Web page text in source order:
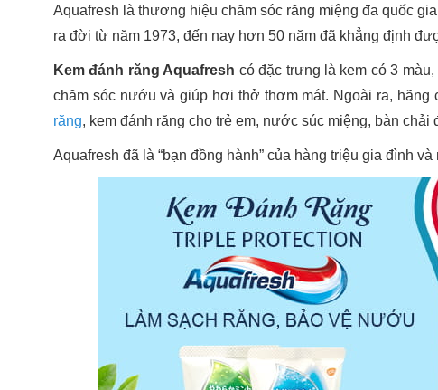
Aquafresh là thương hiệu chăm sóc răng miệng đa quốc
ra đời từ năm 1973, đến nay hơn 50 năm đã khẳng định
Kem đánh răng Aquafresh có đặc trưng là kem có 3
chăm sóc nướu và giúp hơi thở thơm mát. Ngoài ra, hãng
răng, kem đánh răng cho trẻ em, nước súc miệng, bàn chải
Aquafresh đã là “bạn đồng hành” của hàng triệu gia đình